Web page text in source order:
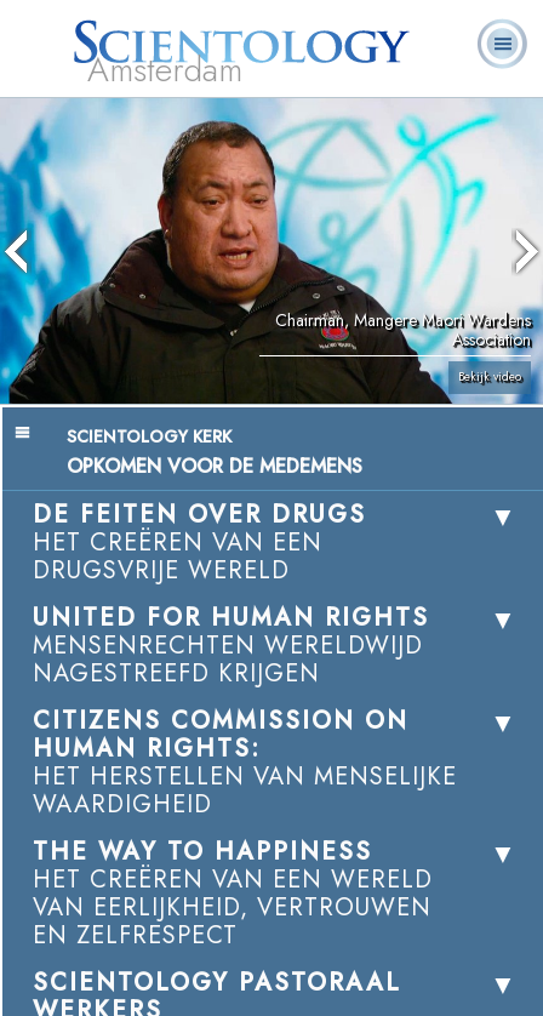
Amsterdam
Ons
L. Ron
Hubbard
Scientology?
Werkers
Veelgestelde
vragen
Boeken
Chairman, Mangere Maori Wardens
Association
Bekijk video
SCIENTOLOGY KERK
OPKOMEN VOOR DE MEDEMENS
DE FEITEN OVER DRUGS
HET CREËREN VAN EEN
DRUGSVRIJE WERELD
UNITED FOR HUMAN RIGHTS
MENSENRECHTEN WERELDWIJD
NAGESTREEFD KRIJGEN
CITIZENS COMMISSION ON
HUMAN RIGHTS:
HET HERSTELLEN VAN MENSELIJKE
WAARDIGHEID
THE WAY TO HAPPINESS
HET CREËREN VAN EEN WERELD
VAN EERLIJKHEID, VERTROUWEN
EN ZELFRESPECT
SCIENTOLOGY PASTORAAL